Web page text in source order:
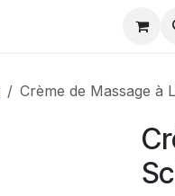
Contacts
Crème de Massage à